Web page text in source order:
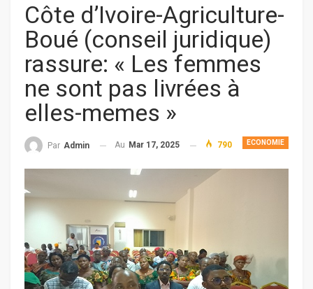
Côte d’Ivoire-Agriculture-
Boué (conseil juridique)
rassure: « Les femmes
ne sont pas livrées à
elles-memes »
ECONOMIE
Par Admin Au Mar 17, 2025 790